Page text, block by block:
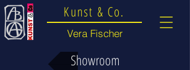
Kunst & Co.
Vera Fischer
Showroom